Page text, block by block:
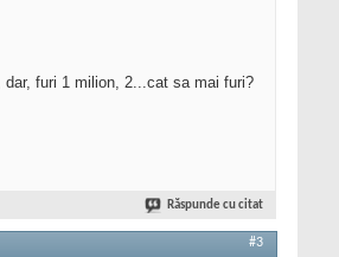
furi 1 milion, 2...cat sa mai furi?
Răspunde cu citat
#3